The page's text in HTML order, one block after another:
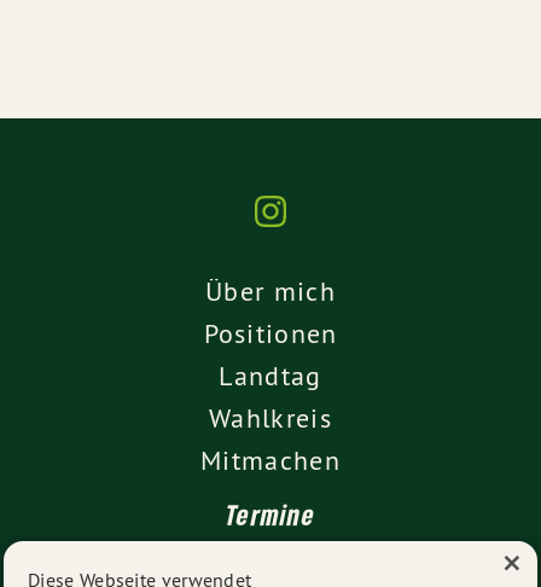
Über mich
Positionen
Landtag
Wahlkreis
Mitmachen
Termine
Diese Webseite verwendet ×